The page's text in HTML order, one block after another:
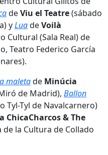
deViu el Teatre(sábado
yLuadeVoilà
Cultural (Sala Real) de
Teatro Federico García
maletade Minúcia
de Madrid), Ballon
Tyl-Tyl de Navalcarnero)
ChicaCharcos & The
de la Cultura de Collado